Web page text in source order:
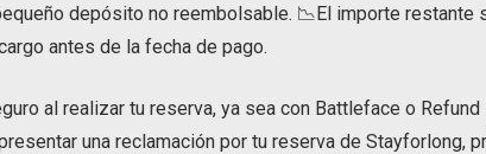
depósito no reembolsable. 📉El importe restante
antes de la fecha de pago.
al realizar tu reserva, ya sea con Battleface o
una reclamación por tu reserva de Stayforlong,